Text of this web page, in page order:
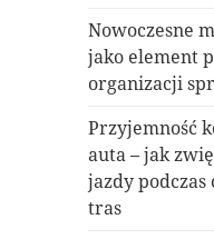
Nowoczesne
jako element
organizacji
Przyjemność
auta – jak
jazdy
tras